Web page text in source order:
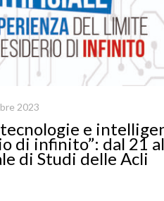
2023
e
di infinito”: dal 21
di Studi delle Acli